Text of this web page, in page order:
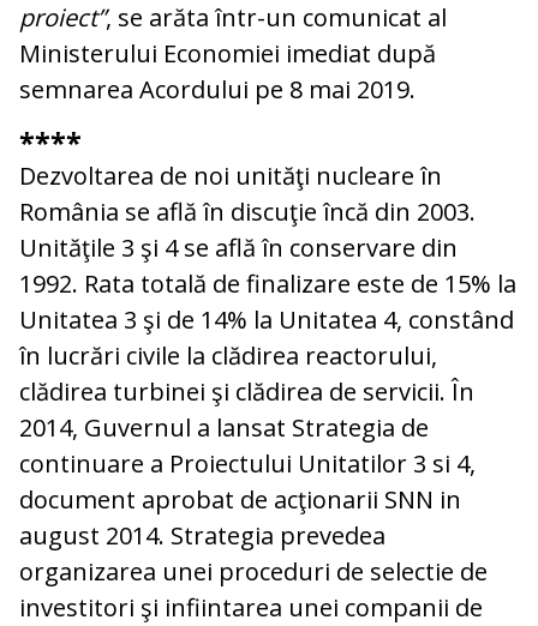
proiect”, se arăta într-un comunicat al
Ministerului Economiei imediat după
semnarea Acordului pe 8 mai 2019.
****
Dezvoltarea de noi unităţi nucleare în
România se află în discuţie încă din 2003.
Unităţile 3 şi 4 se află în conservare din
1992. Rata totală de finalizare este de 15% la
Unitatea 3 şi de 14% la Unitatea 4, constând
în lucrări civile la clădirea reactorului,
clădirea turbinei şi clădirea de servicii. În
2014, Guvernul a lansat Strategia de
continuare a Proiectului Unitatilor 3 si 4,
document aprobat de acţionarii SNN in
august 2014. Strategia prevedea
organizarea unei proceduri de selectie de
investitori şi infiintarea unei companii de